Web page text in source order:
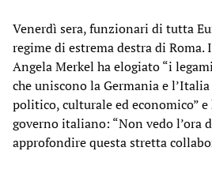
Venerdì sera, funzionari di tutta
regime di estrema destra di Roma.
Angela Merkel ha elogiato “i
che uniscono la Germania e
politico, culturale ed economico”
governo italiano: “Non vedo l’ora
approfondire questa stretta